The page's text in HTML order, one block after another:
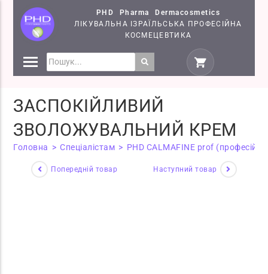
PHD Pharma Dermacosmetics
ЛІКУВАЛЬНА ІЗРАЇЛЬСЬКА ПРОФЕСІЙНА
КОСМЕЦЕВТИКА
КОСМЕЦЕВТИКИ PHD
СЕМІНАРИ
ЗАСПОКІЙЛИВИЙ
ЗВОЛОЖУВАЛЬНИЙ КРЕМ
Головна > Спеціалістам > PHD CALMAFINE prof
Попередній товар Наступний товар